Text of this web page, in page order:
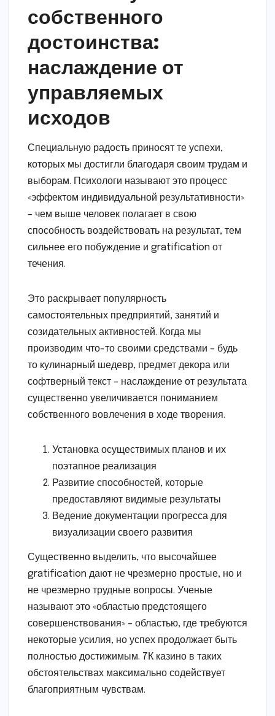
собственного
достоинства:
наслаждение от
управляемых
исходов
Специальную радость приносят те успехи,
которых мы достигли благодаря своим трудам и
выборам. Психологи называют это процесс
«эффектом индивидуальной результативности»
– чем выше человек полагает в свою
способность воздействовать на результат, тем
сильнее его побуждение и gratification от
течения.
Это раскрывает популярность
самостоятельных предприятий, занятий и
созидательных активностей. Когда мы
производим что-то своими средствами – будь
то кулинарный шедевр, предмет декора или
софтверный текст – наслаждение от результата
существенно увеличивается пониманием
собственного вовлечения в ходе творения.
Установка осуществимых планов и их
поэтапное реализация
Развитие способностей, которые
предоставляют видимые результаты
Ведение документации прогресса для
визуализации своего развития
Существенно выделить, что высочайшее
gratification дают не чрезмерно простые, но и
не чрезмерно трудные вопросы. Ученые
называют это «областью предстоящего
совершенствования» – областью, где требуются
некоторые усилия, но успех продолжает быть
полностью достижимым. 7К казино в таких
обстоятельствах максимально содействует
благоприятным чувствам.